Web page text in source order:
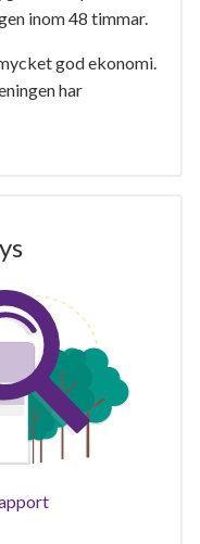
inom 48 timmar.
god ekonomi.
har